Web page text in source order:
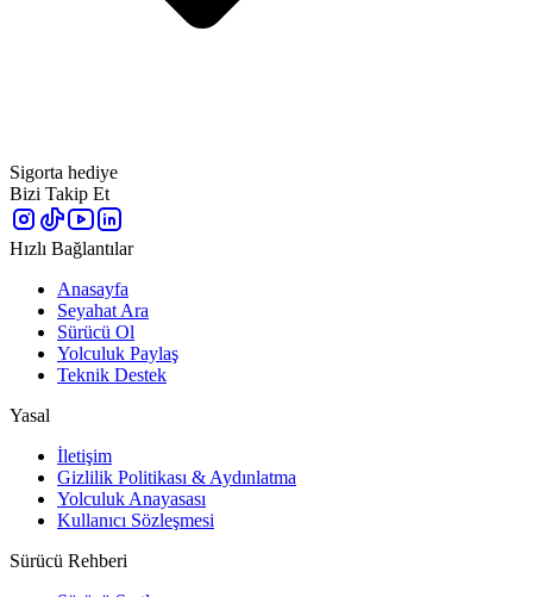
Sigorta hediye
Bizi Takip Et
Hızlı Bağlantılar
Anasayfa
Seyahat Ara
Sürücü Ol
Yolculuk Paylaş
Teknik Destek
Yasal
İletişim
Gizlilik Politikası & Aydınlatma
Yolculuk Anayasası
Kullanıcı Sözleşmesi
Sürücü Rehberi